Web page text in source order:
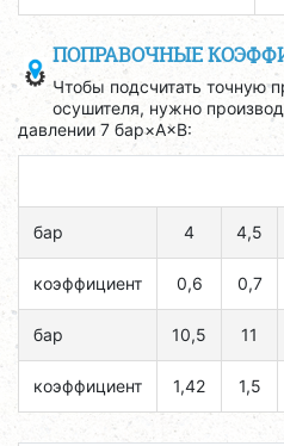
ПОПРАВОЧНЫЕ
Чтобы подсчитать точную
осушителя, нужно
давлении 7 бар×A×B:
бар 4 4,5
коэффициент 0,6 0,7
бар 10,5 11
коэффициент 1,42 1,5